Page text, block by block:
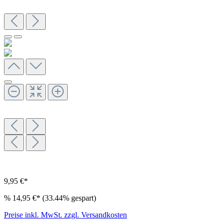
9,95 €*
% 14,95 €* (33.44% gespart)
Preise inkl. MwSt. zzgl. Versandkosten